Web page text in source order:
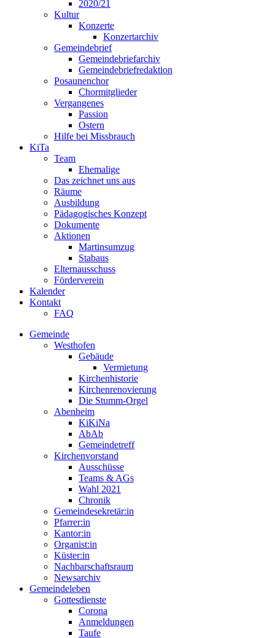
2020/21
Kultur
Konzerte
Konzertarchiv
Gemeindebrief
Gemeindebriefarchiv
Gemeindebriefredaktion
Posaunenchor
Chormitglieder
Vergangenes
Passion
Ostern
Hilfe bei Missbrauch
KiTa
Team
Ehemalige
Das zeichnet uns aus
Räume
Ausbildung
Pädagogisches Konzept
Dokumente
Aktionen
Martinsumzug
Stabaus
Elternausschuss
Förderverein
Kalender
Kontakt
FAQ
Gemeinde
Westhofen
Gebäude
Vermietung
Kirchenhistorie
Kirchenrenovierung
Die Stumm-Orgel
Abenheim
KiKiNa
AbAb
Gemeindetreff
Kirchenvorstand
Ausschüsse
Teams & AGs
Wahl 2021
Chronik
Gemeindesekretär:in
Pfarrer:in
Kantor:in
Organist:in
Küster:in
Nachbarschaftsraum
Newsarchiv
Gemeindeleben
Gottesdienste
Corona
Anmeldungen
Taufe